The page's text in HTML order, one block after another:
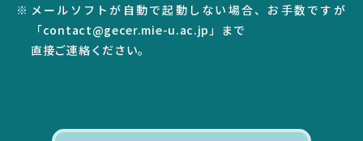
メールソフトが自動で起動しない場合、お手数ですが
「contact@gecer.mie-u.ac.jp」まで
直接ご連絡ください。